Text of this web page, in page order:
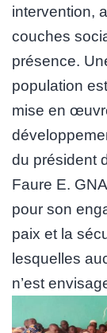
intervention,
couches
présence.
population
mise en
du président
Faure E.
pour son
paix et la
lesquelles
n’est